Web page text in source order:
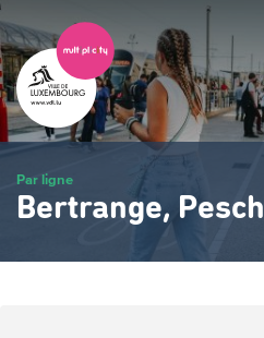
Passer
au
contenu
principal
Par ligne
Bertrange, Pesch